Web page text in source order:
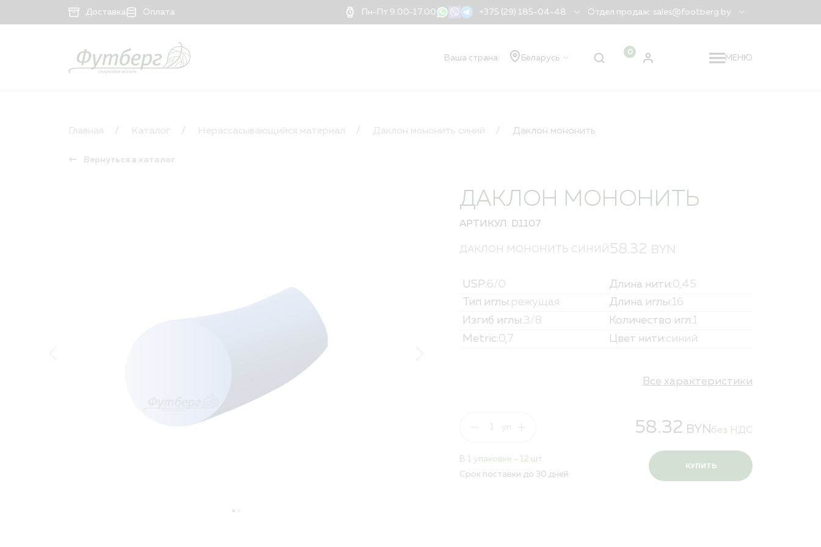
Доставка Оплата Пн-Пт 9.00-17.00 +375 (29) 185-04-48 Отдел продаж: sales@footberg.by
Ваша страна: Беларусь
0
МЕНЮ
Рассасывающийся материал
Нерассасывающийся материал
О компании
Доставка
Оплата
Контакты
Порядок оформления заказа
Политика обработки персональных данных
Вакансии
ПОЛНЫЙ КАТАЛОГ
Главная Каталог Нерассасывающийся материал Даклон мононить синий Даклон мононить
Вернуться в каталог
ДАКЛОН МОНОНИТЬ
АРТИКУЛ: D1107
ДАКЛОН МОНОНИТЬ СИНИЙ 58.32 BYN
USP:6/0 Длина нити:0,45
Тип иглы:режущая Длина иглы:16
Изгиб иглы:3/8 Количество игл:1
Metric:0,7 Цвет нити:синий
Все характеристики
В 1 упаковке - 12 шт.
Срок поставки до 30 дней
58.32 BYN без НДС
КУПИТЬ